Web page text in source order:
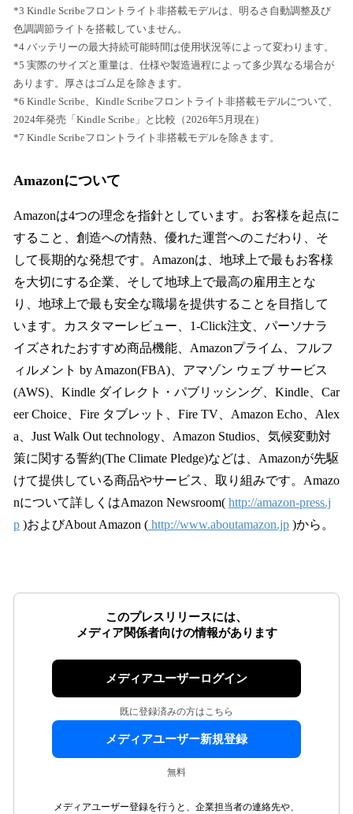
*3 Kindle Scribeフロントライト非搭載モデルは、明るさ自動調整及び
色調調節ライトを搭載していません。
*4 バッテリーの最大持続可能時間は使用状況等によって変わります。
*5 実際のサイズと重量は、仕様や製造過程によって多少異なる場合が
あります。厚さはゴム足を除きます。
*6 Kindle Scribe、Kindle Scribeフロントライト非搭載モデルについて、
2024年発売「Kindle Scribe」と比較（2026年5月現在）
*7 Kindle Scribeフロントライト非搭載モデルを除きます。
Amazonについて
Amazonは4つの理念を指針としています。お客様を起点に
すること、創造への情熱、優れた運営へのこだわり、そ
して長期的な発想です。Amazonは、地球上で最もお客様
を大切にする企業、そして地球上で最高の雇用主とな
り、地球上で最も安全な職場を提供することを目指して
います。カスタマーレビュー、1-Click注文、パーソナラ
イズされたおすすめ商品機能、Amazonプライム、フルフ
ィルメント by Amazon(FBA)、アマゾン ウェブ サービス
(AWS)、Kindle ダイレクト・パブリッシング、Kindle、Car
eer Choice、Fire タブレット、Fire TV、Amazon Echo、Alex
a、Just Walk Out technology、Amazon Studios、気候変動対
策に関する誓約(The Climate Pledge)などは、Amazonが先駆
けて提供している商品やサービス、取り組みです。Amazo
nについて詳しくはAmazon Newsroom( http://amazon-press.j
p )およびAbout Amazon ( http://www.aboutamazon.jp )から。
このプレスリリースには、
メディア関係者向けの情報があります
メディアユーザーログイン
既に登録済みの方はこちら
メディアユーザー新規登録
無料
メディアユーザー登録を行うと、企業担当者の連絡先や、